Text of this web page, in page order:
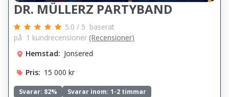
DR. MÜLLERZ PARTYBAND
5.0 / 5 baserat
på 1 kundrecensioner (Recensioner)
Hemstad: Jonsered
Pris: 15 000 kr
Svarar: 82% Svarar inom: 1-2 timmar